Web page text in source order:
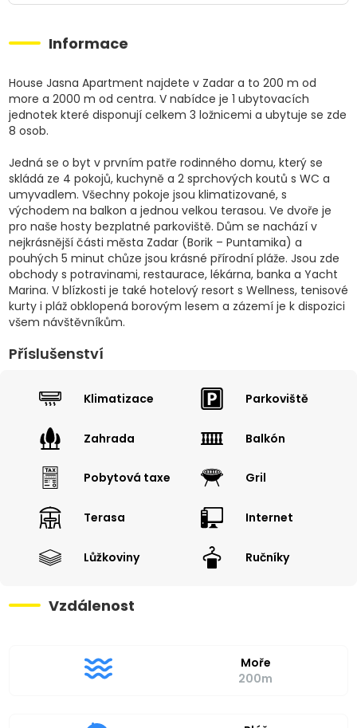
Informace
House Jasna Apartment najdete v Zadar a to 200 m od
more a 2000 m od centra. V nabídce je 1 ubytovacích
jednotek které disponují celkem 3 ložnicemi a ubytuje se zde
8 osob.
Jedná se o byt v prvním patře rodinného domu, který se
skládá ze 4 pokojů, kuchyně a 2 sprchových koutů s WC a
umyvadlem. Všechny pokoje jsou klimatizované, s
východem na balkon a jednou velkou terasou. Ve dvoře je
pro naše hosty bezplatné parkoviště. Dům se nachází v
nejkrásnější části města Zadar (Borik – Puntamika) a
pouhých 5 minut chůze jsou krásné přírodní pláže. Jsou zde
obchody s potravinami, restaurace, lékárna, banka a Yacht
Marina. V blízkosti je také hotelový resort s Wellness, tenisové
kurty i pláž obklopená borovým lesem a zázemí je k dispozici
všem návštěvníkům.
Příslušenství
Klimatizace Parkoviště
Zahrada Balkón
Pobytová taxe Gril
Terasa Internet
Lůžkoviny Ručníky
Vzdálenost
Moře
200m